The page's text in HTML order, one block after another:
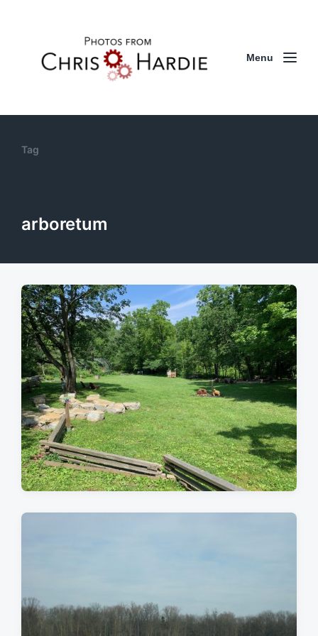
Menu
Tag
arboretum